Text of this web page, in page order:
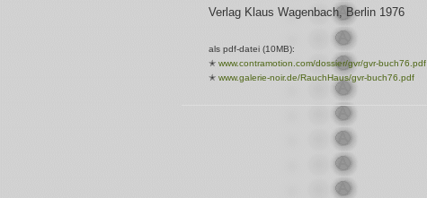
Verlag Klaus Wagenbach, Berlin 1976
als pdf-datei (10MB):
✭ www.contramotion.com/dossier/gvr/gvr-buch76.pdf
✭ www.galerie-noir.de/RauchHaus/gvr-buch76.pdf